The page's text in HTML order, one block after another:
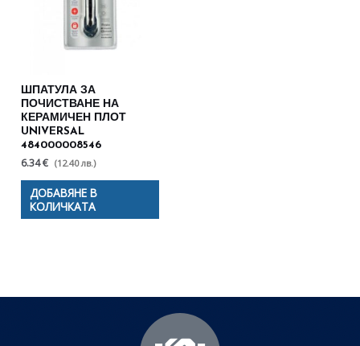
ШПАТУЛА ЗА
ПОЧИСТВАНЕ НА
КЕРАМИЧЕН ПЛОТ
UNIVERSAL
484000008546
6.34 € (12.40 лв.)
ДОБАВЯНЕ В
КОЛИЧКАТА